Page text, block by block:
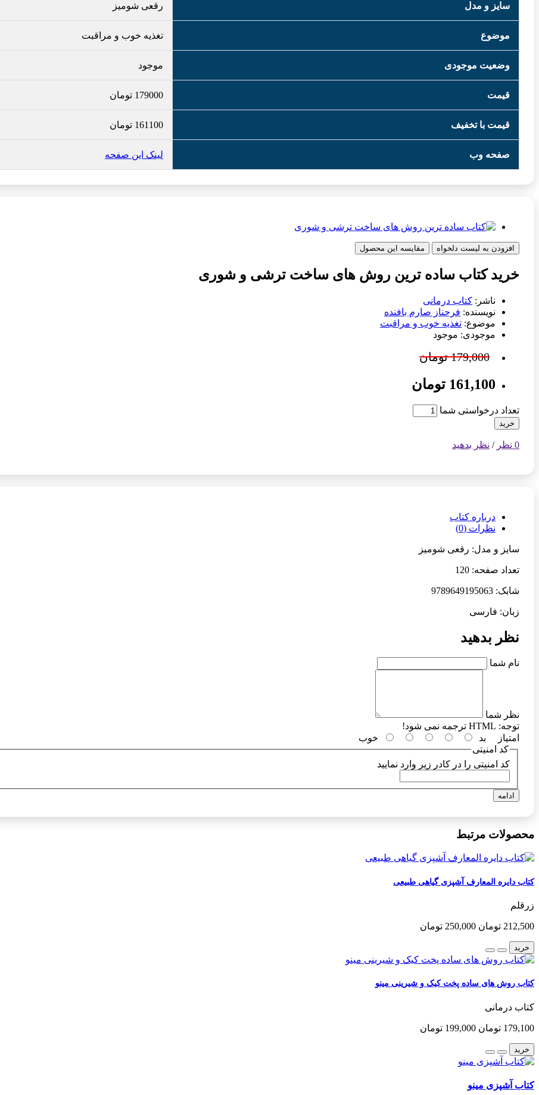
سایز و مدل رقعی شومیز
موضوع تغذیه خوب و مراقبت
وضعیت موجودی موجود
قیمت 179000 تومان
قیمت با تخفیف 161100 تومان
صفحه وب لینک این صفحه
افزودن به لیست دلخواه مقایسه این محصول
خرید کتاب ساده ترین روش های ساخت ترشی و شوری
ناشر: کتاب درمانی
نویسنده: فرحناز صارم بافنده
موضوع: تغذیه خوب و مراقبت
موجودی: موجود
179,000 تومان
161,100 تومان
تعداد درخواستی شما
خرید
0 نظر / نظر بدهید
درباره کتاب
نظرات (0)
سایز و مدل: رقعی شومیز
تعداد صفحه: 120
شابک: 9789649195063
زبان: فارسی
نظر بدهید
نام شما
نظر شما
توجه:
امتیاز
بد
خوب
کد امنیتی
کد امنیتی را در کادر زیر وارد نمایید
ادامه
محصولات مرتبط
کتاب دایره المعارف آشپزی گیاهی طبیعی
زرقلم
212,500 تومان 250,000 تومان
خرید
کتاب روش های ساده پخت کیک و شیرینی مینو
کتاب درمانی
179,100 تومان 199,000 تومان
خرید
کتاب آشپزی مینو